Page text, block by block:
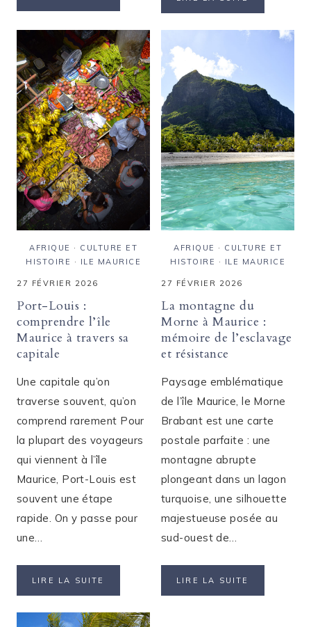
:
UNE
BIODIVERSITÉ
ENTRE
FRAGILITÉ
ET
RÉSILIENCE
DANS
L’HISTOIRE
COLONIALE
DE
L’ÎLE
MAURICE
AFRIQUE · CULTURE ET
HISTOIRE · ILE MAURICE
27 FÉVRIER 2026
Port-Louis :
comprendre l’île
Maurice à travers sa
capitale
Une capitale qu’on
traverse souvent, qu’on
comprend rarement Pour
la plupart des voyageurs
qui viennent à l’île
Maurice, Port-Louis est
souvent une étape
rapide. On y passe pour
une…
LIRE LA SUITE
COMPRENDRE
AFRIQUE · CULTURE ET
HISTOIRE · ILE MAURICE
27 FÉVRIER 2026
La montagne du
Morne à Maurice :
mémoire de l’esclavage
et résistance
Paysage emblématique
de l’île Maurice, le Morne
Brabant est une carte
postale parfaite : une
montagne abrupte
plongeant dans un lagon
turquoise, une silhouette
majestueuse posée au
sud-ouest de…
LIRE LA SUITE